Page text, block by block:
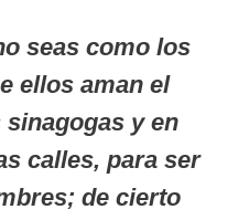
seas como los
ellos aman el
y en
calles, para ser
de cierto